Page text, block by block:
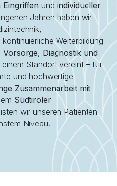
Eingriffen und individueller
Jahren haben wir
Weiterbildung
Vorsorge, Diagnostik und
Standort vereint – für
und hochwertige
Zusammenarbeit mit
Südtiroler
wir unseren Patienten
Niveau.